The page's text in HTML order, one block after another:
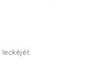
leckéjét.